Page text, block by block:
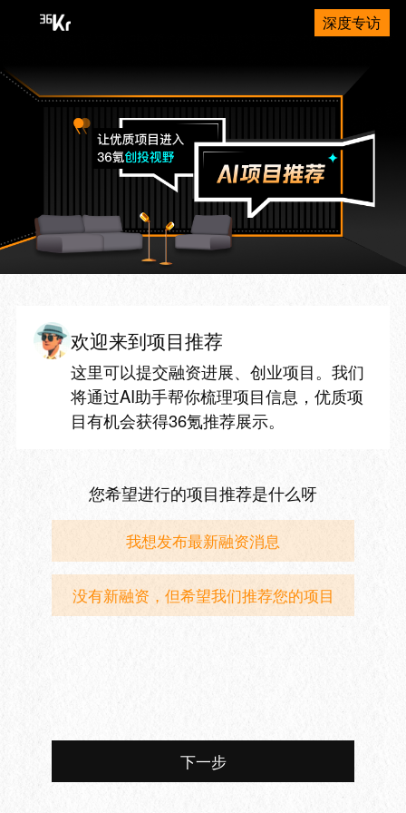
深度专访
欢迎来到项目推荐
这里可以提交融资进展、创业项目。我们
将通过AI助手帮你梳理项目信息，优质项
目有机会获得36氪推荐展示。
您希望进行的项目推荐是什么呀
我想发布最新融资消息
没有新融资，但希望我们推荐您的项目
下一步